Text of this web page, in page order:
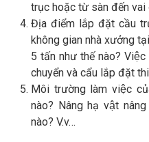
trục hoặc từ sàn đến vai
Địa điểm lắp đặt cầu
không gian nhà xưởng
5 tấn như thế nào?
chuyển và cẩu lắp đặt
Môi trường làm việc
nào? Nâng hạ vật
nào? V.v…